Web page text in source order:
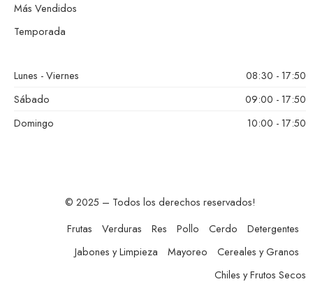
Más Vendidos
Temporada
Lunes - Viernes
08:30 - 17:50
Sábado
09:00 - 17:50
Domingo
10:00 - 17:50
© 2025 – Todos los derechos reservados!
Frutas
Verduras Res Pollo Cerdo
Detergentes
Jabones y Limpieza
Mayoreo
Cereales y Granos
Chiles y Frutos Secos